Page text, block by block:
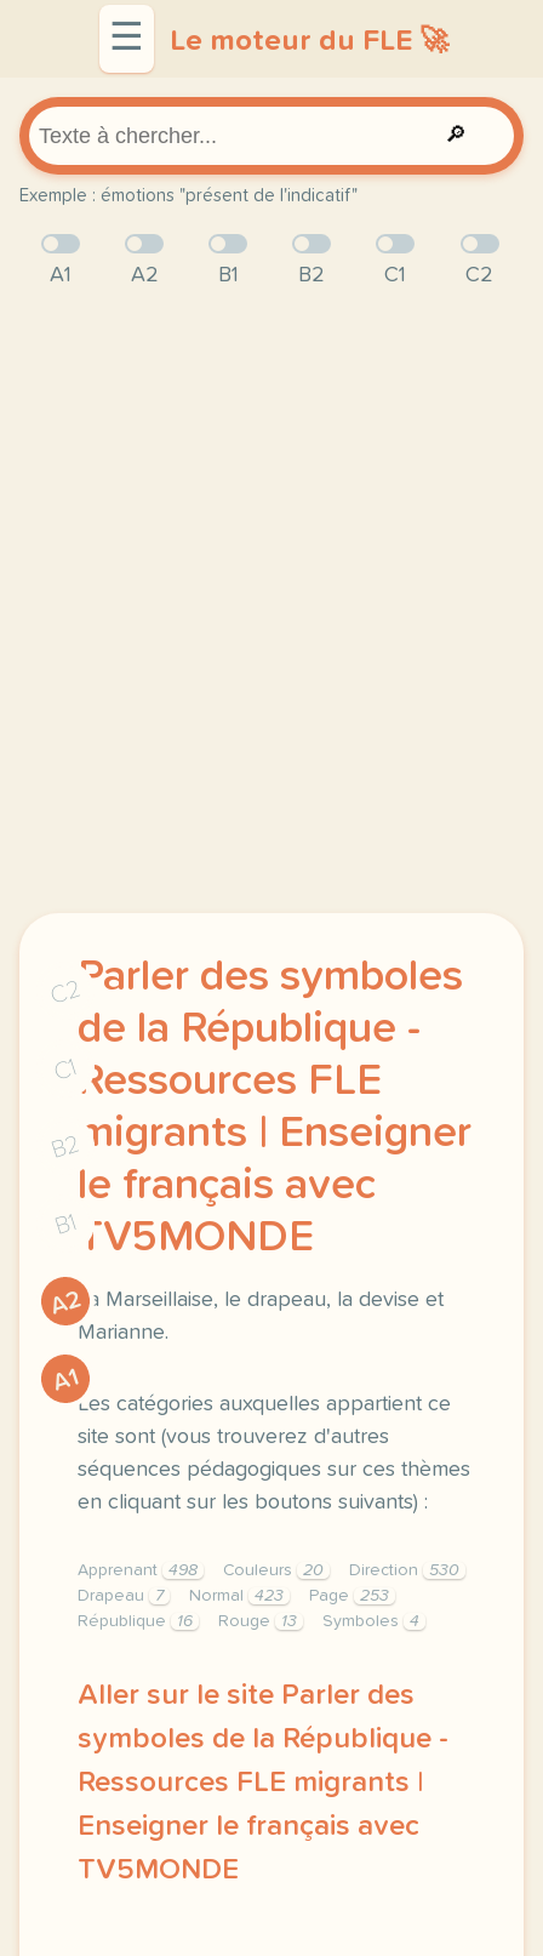
☰ Le moteur du FLE 🚀
🔎
Exemple : émotions "présent de l'indicatif"
A1 A2 B1 B2 C1 C2
C2
C1
B2
B1
A2
A1
Parler des symboles
de la République -
Ressources FLE
migrants | Enseigner
le français avec
TV5MONDE
La Marseillaise, le drapeau, la devise et
Marianne.
Les catégories auxquelles appartient ce
site sont (vous trouverez d'autres
séquences pédagogiques sur ces thèmes
en cliquant sur les boutons suivants) :
Apprenant 498 Couleurs 20 Direction
530
Drapeau
7 Normal 423 Page
253
République
16 Rouge 13 Symboles 4
Aller sur le site Parler des
symboles de la République -
Ressources FLE migrants |
Enseigner le français avec
TV5MONDE